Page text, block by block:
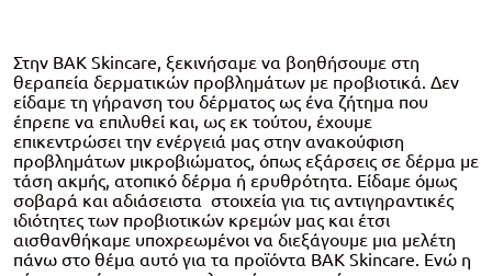
Στην BAK Skincare, ξεκινήσαμε να βοηθήσουμε στη
θεραπεία δερματικών προβλημάτων με προβιοτικά. Δεν
είδαμε τη γήρανση του δέρματος ως ένα ζήτημα που
έπρεπε να επιλυθεί και, ως εκ τούτου, έχουμε
επικεντρώσει την ενέργειά μας στην ανακούφιση
προβλημάτων μικροβιώματος, όπως εξάρσεις σε δέρμα με
τάση ακμής, ατοπικό δέρμα ή ερυθρότητα. Είδαμε όμως
σοβαρά και αδιάσειστα στοιχεία για τις αντιγηραντικές
ιδιότητες των προβιοτικών κρεμών μας και έτσι
αισθανθήκαμε υποχρεωμένοι να διεξάγουμε μια μελέτη
πάνω στο θέμα αυτό για τα προϊόντα ΒΑΚ Skincare. Ενώ η